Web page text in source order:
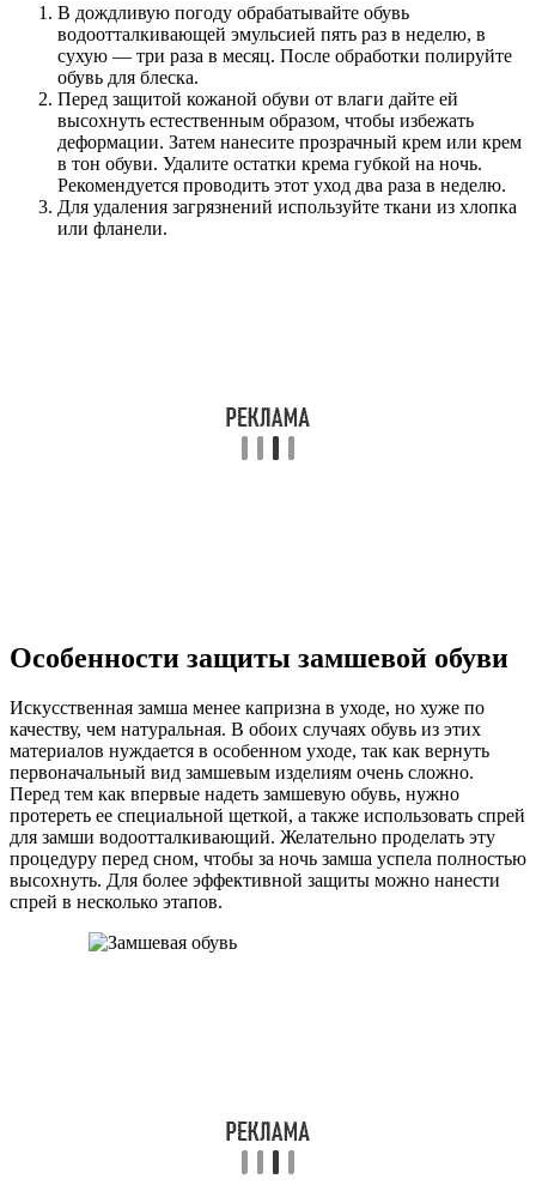
В дождливую погоду обрабатывайте обувь
водоотталкивающей эмульсией пять раз в неделю, в
сухую — три раза в месяц. После обработки полируйте
обувь для блеска.
Перед защитой кожаной обуви от влаги дайте ей
высохнуть естественным образом, чтобы избежать
деформации. Затем нанесите прозрачный крем или крем
в тон обуви. Удалите остатки крема губкой на ночь.
Рекомендуется проводить этот уход два раза в неделю.
Для удаления загрязнений используйте ткани из хлопка
или фланели.
Особенности защиты замшевой обуви
Искусственная замша менее капризна в уходе, но хуже по
качеству, чем натуральная. В обоих случаях обувь из этих
материалов нуждается в особенном уходе, так как вернуть
первоначальный вид замшевым изделиям очень сложно.
Перед тем как впервые надеть замшевую обувь, нужно
протереть ее специальной щеткой, а также использовать спрей
для замши водоотталкивающий. Желательно проделать эту
процедуру перед сном, чтобы за ночь замша успела полностью
высохнуть. Для более эффективной защиты можно нанести
спрей в несколько этапов.